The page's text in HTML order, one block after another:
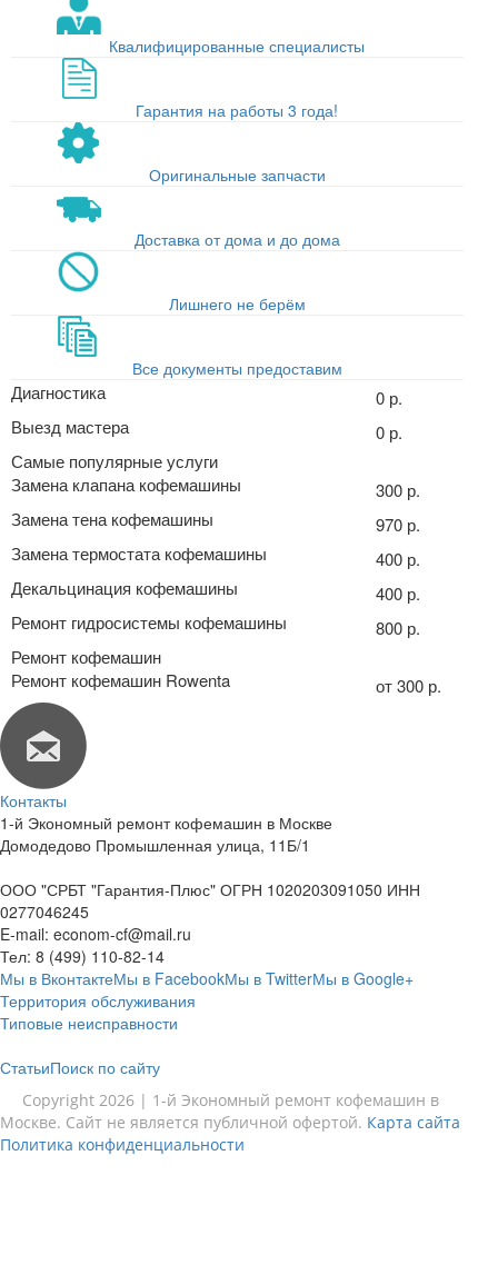
Квалифицированные специалисты
Гарантия на работы 3 года!
Оригинальные запчасти
Доставка от дома и до дома
Лишнего не берём
Все документы предоставим
Диагностика
0 р.
Выезд мастера
0 р.
Самые популярные услуги
Замена клапана кофемашины
300 р.
Замена тена кофемашины
970 р.
Замена термостата кофемашины
400 р.
Декальцинация кофемашины
400 р.
Ремонт гидросистемы кофемашины
800 р.
Ремонт кофемашин
Ремонт кофемашин Rowenta
от 300 р.
Контакты
1-й Экономный ремонт кофемашин в Москве
Домодедово Промышленная улица, 11Б/1
ООО "СРБТ "Гарантия-Плюс" ОГРН 1020203091050 ИНН
0277046245
E-mail: econom-cf@mail.ru
Тел: 8 (499) 110-82-14
Мы в ВконтактеМы в FacebookМы в TwitterМы в Google+
Территория обслуживания
Типовые неисправности
СтатьиПоиск по сайту
Copyright 2026 | 1-й Экономный ремонт кофемашин в
Москве. Сайт не является публичной офертой. Карта сайта
Политика конфиденциальности